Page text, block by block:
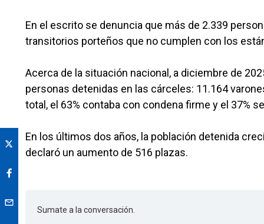
En el escrito se denuncia que más de 2.339
transitorios porteños que no cumplen con los
Acerca de la situación nacional, a diciembre de
personas detenidas en las cárceles: 11.164
total, el 63% contaba con condena firme y el 37%
En los últimos dos años, la población detenida
declaró un aumento de 516 plazas.
Sumate a la conversación.